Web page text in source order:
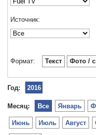
Источник:
Формат: Текст Фото /
Год: 2016
Месяц: Январь
Июнь Июль Август
Все